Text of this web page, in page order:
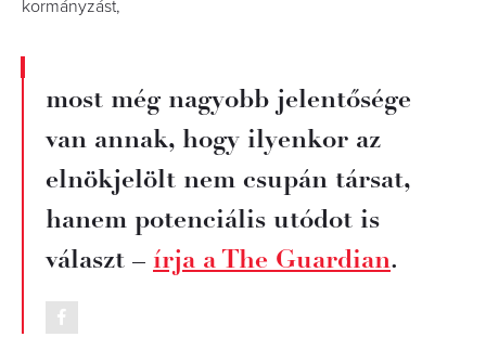
kormányzást,
most még nagyobb jelentősége
van annak, hogy ilyenkor az
elnökjelölt nem csupán társat,
hanem potenciális utódot is
választ – írja a The Guardian.